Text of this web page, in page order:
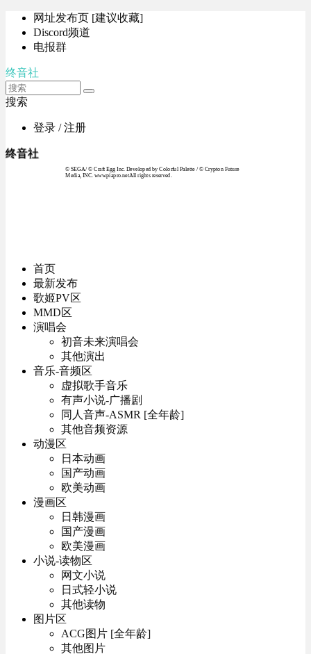
网址发布页 [建议收藏]
Discord频道
电报群
终音社
搜索
登录 / 注册
终音社
© SEGA / © Craft Egg Inc. Developed by Colorful Palette / © Crypton Future
Media, INC. www.piapro.netAll rights reserved.
首页
最新发布
歌姬PV区
MMD区
演唱会
初音未来演唱会
其他演出
音乐-音频区
虚拟歌手音乐
有声小说-广播剧
同人音声-ASMR [全年龄]
其他音频资源
动漫区
日本动画
国产动画
欧美动画
漫画区
日韩漫画
国产漫画
欧美漫画
小说-读物区
网文小说
日式轻小说
其他读物
图片区
ACG图片 [全年龄]
其他图片